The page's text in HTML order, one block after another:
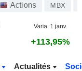
Actions MBX
Varia. 1 janv.
+113,95%
Actualités